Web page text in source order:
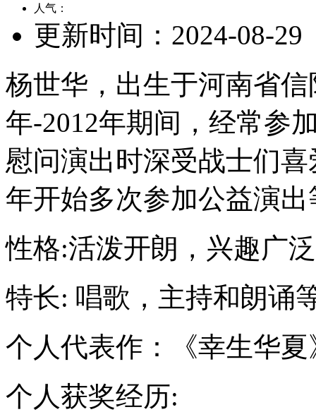
人气：
更新时间： 2024-08-29
杨世华，出生于河南省
年-2012年期间，经常参
慰问演出时深受战士们
年开始多次参加公益演
性格:活泼开朗，兴趣广泛
特长: 唱歌，主持和朗诵
个人代表作：《幸生华夏
个人获奖经历: